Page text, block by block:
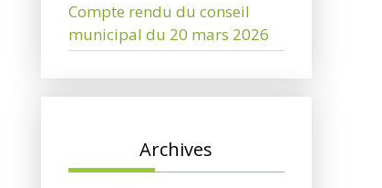
Compte rendu du conseil
municipal du 20 mars 2026
Archives